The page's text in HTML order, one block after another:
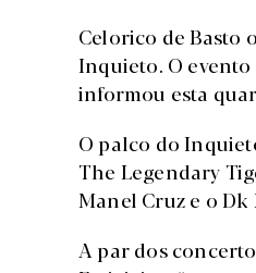
Celorico de Basto
Inquieto. O
informou esta
O palco do
The Legendary
Manel Cruz e o
A par dos